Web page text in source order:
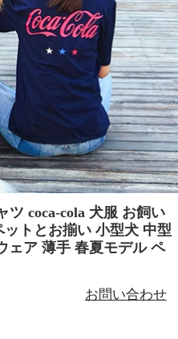
ツ coca-cola 犬服 お飼い
トとお揃い 小型犬 中型
ェア 薄手 春夏モデル ペ
お問い合わせ